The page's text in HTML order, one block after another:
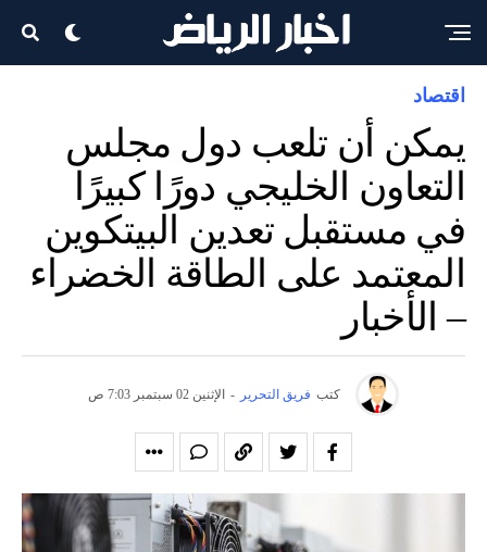
اقتصاد
يمكن أن تلعب دول مجلس
التعاون الخليجي دورًا كبيرًا
في مستقبل تعدين البيتكوين
المعتمد على الطاقة الخضراء
– الأخبار
كتب فريق التحرير - الإثنين 02 سبتمبر 7:03 ص